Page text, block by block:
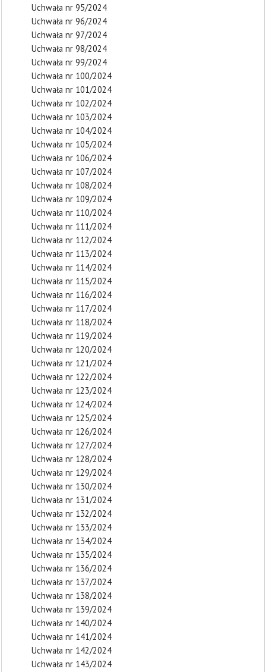
Uchwała nr 95/2024
Uchwała nr 96/2024
Uchwała nr 97/2024
Uchwała nr 98/2024
Uchwała nr 99/2024
Uchwała nr 100/2024
Uchwała nr 101/2024
Uchwała nr 102/2024
Uchwała nr 103/2024
Uchwała nr 104/2024
Uchwała nr 105/2024
Uchwała nr 106/2024
Uchwała nr 107/2024
Uchwała nr 108/2024
Uchwała nr 109/2024
Uchwała nr 110/2024
Uchwała nr 111/2024
Uchwała nr 112/2024
Uchwała nr 113/2024
Uchwała nr 114/2024
Uchwała nr 115/2024
Uchwała nr 116/2024
Uchwała nr 117/2024
Uchwała nr 118/2024
Uchwała nr 119/2024
Uchwała nr 120/2024
Uchwała nr 121/2024
Uchwała nr 122/2024
Uchwała nr 123/2024
Uchwała nr 124/2024
Uchwała nr 125/2024
Uchwała nr 126/2024
Uchwała nr 127/2024
Uchwała nr 128/2024
Uchwała nr 129/2024
Uchwała nr 130/2024
Uchwała nr 131/2024
Uchwała nr 132/2024
Uchwała nr 133/2024
Uchwała nr 134/2024
Uchwała nr 135/2024
Uchwała nr 136/2024
Uchwała nr 137/2024
Uchwała nr 138/2024
Uchwała nr 139/2024
Uchwała nr 140/2024
Uchwała nr 141/2024
Uchwała nr 142/2024
Uchwała nr 143/2024